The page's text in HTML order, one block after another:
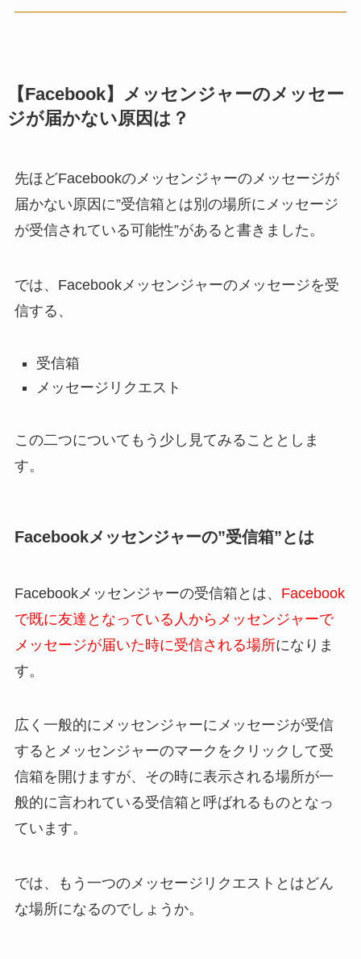
【Facebook】メッセンジャーのメッセー
ジが届かない原因は？
先ほどFacebookのメッセンジャーのメッセージが
届かない原因に”受信箱とは別の場所にメッセージ
が受信されている可能性”があると書きました。
では、Facebookメッセンジャーのメッセージを受
信する、
受信箱
メッセージリクエスト
この二つについてもう少し見てみることとしま
す。
Facebookメッセンジャーの”受信箱”とは
Facebookメッセンジャーの受信箱とは、 Facebook
で既に友達となっている人からメッセンジャーで
メッセージが届いた時に受信される場所になりま
す。
広く一般的にメッセンジャーにメッセージが受信
するとメッセンジャーのマークをクリックして受
信箱を開けますが、その時に表示される場所が一
般的に言われている受信箱と呼ばれるものとなっ
ています。
では、もう一つのメッセージリクエストとはどん
な場所になるのでしょうか。